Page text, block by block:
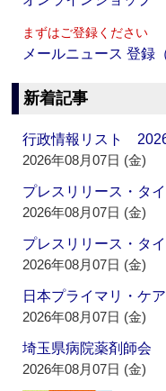
まずはご登録ください
メールニュース 登録
新着記事
行政情報リスト
2026年08月07日 (金)
プレスリリース・タ
2026年08月07日 (金)
プレスリリース・タ
2026年08月07日 (金)
日本プライマリ・
2026年08月07日 (金)
埼玉県病院薬剤師
2026年08月07日 (金)